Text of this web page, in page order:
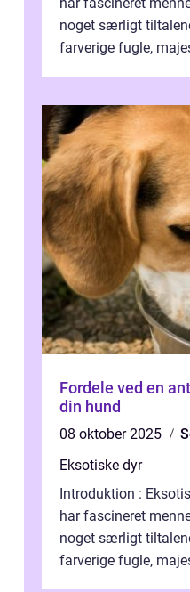
har fascineret
noget særligt
farverige fugle,
Fordele ved en
din hund
08 oktober 2025
Eksotiske dyr
Introduktion :
har fascineret
noget særligt
farverige fugle,